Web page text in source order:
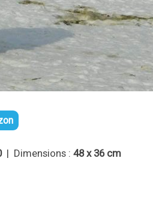
| Dimensions :48 x 36 cm